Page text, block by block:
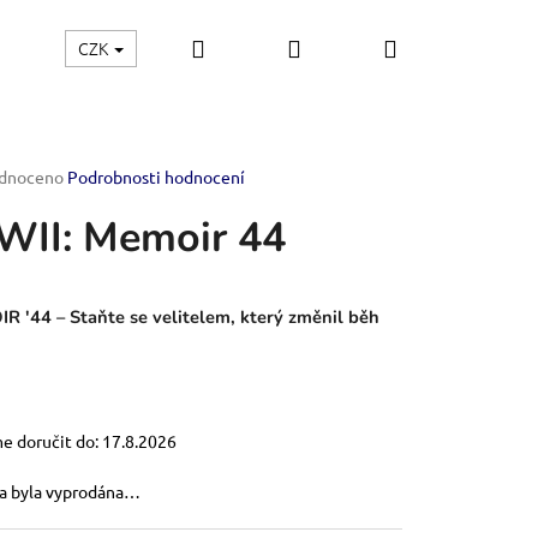
CZK Hledat PřihlášeníNákupní
Podrobnosti hodnocení
Memoir 44
'44 – Staňte se velitelem, který změnil běh
doručit do: 17.8.2026
byla vyprodána…